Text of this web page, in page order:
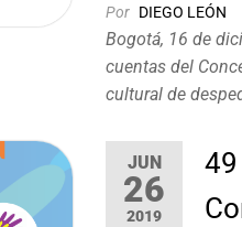
Por DIEGO LEÓN
Bogotá, 16 de
cuentas del
cultural de
JUN
26
2019
49